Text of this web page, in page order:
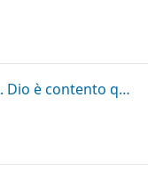
GIOVANNI SCIFONI | Santo Piacere. Dio è contento quando godo